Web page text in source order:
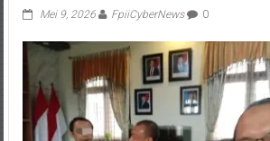
Mei 9, 2026 FpiiCyberNews 0